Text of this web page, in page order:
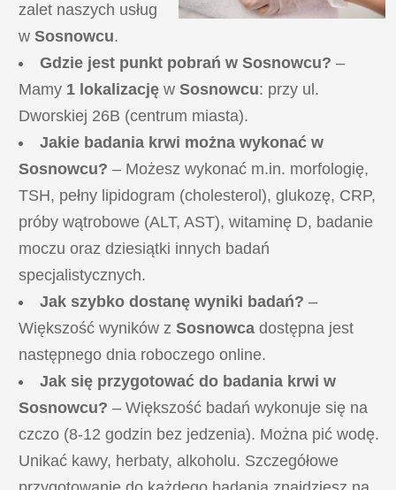
zalet naszych usług
wSosnowcu.
Gdzie jest punkt pobrań w Sosnowcu? –
Mamy 1 lokalizację wSosnowcu: przy ul.
Dworskiej 26B (centrum miasta).
Jakie badania krwi można wykonać w
Sosnowcu? – Możesz wykonać m.in. morfologię,
TSH, pełny lipidogram (cholesterol), glukozę, CRP,
próby wątrobowe (ALT, AST), witaminę D, badanie
moczu oraz dziesiątki innych badań
specjalistycznych.
Jak szybko dostanę wyniki badań? –
Większość wyników zSosnowca dostępna jest
następnego dnia roboczego online.
Jak się przygotować do badania krwi w
Sosnowcu? – Większość badań wykonuje się na
czczo (8-12 godzin bez jedzenia). Można pić wodę.
Unikać kawy, herbaty, alkoholu. Szczegółowe